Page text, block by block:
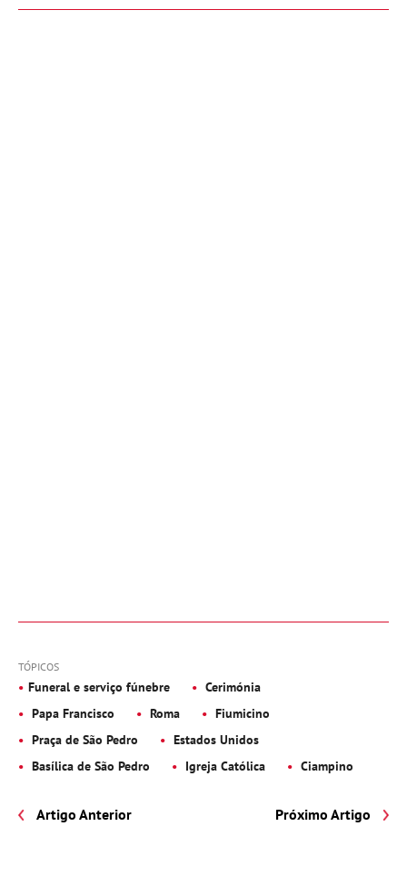
TÓPICOS
Funeral e serviço fúnebre
Cerimónia
Papa Francisco
Roma
Fiumicino
Praça de São Pedro
Estados Unidos
Basílica de São Pedro
Igreja Católica Ciampino
Artigo Anterior Próximo Artigo